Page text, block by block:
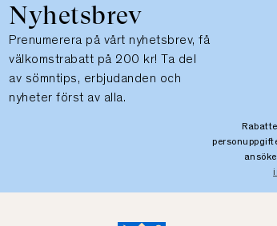
Nyhetsbrev
Prenumerera på vårt nyhetsbrev, få
välkomstrabatt på 200 kr! Ta del
av sömntips, erbjudanden och
nyheter först av alla.